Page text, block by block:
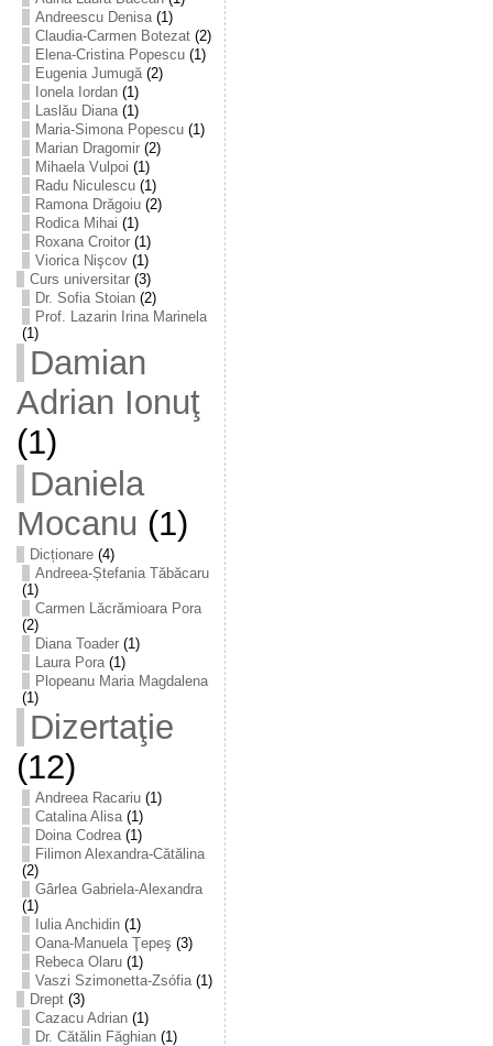
Andreescu Denisa(1)
Claudia-Carmen Botezat(2)
Elena-Cristina Popescu(1)
Eugenia Jumugă(2)
Ionela Iordan(1)
Laslău Diana(1)
Maria-Simona Popescu(1)
Marian Dragomir(2)
Mihaela Vulpoi (1)
Radu Niculescu(1)
Ramona Drăgoiu(2)
Rodica Mihai (1)
Roxana Croitor(1)
Viorica Nişcov(1)
Curs universitar(3)
Dr. Sofia Stoian(2)
Prof. Lazarin Irina Marinela
(1)
Damian
Adrian Ionuţ
(1)
Daniela
Mocanu (1)
Dicționare(4)
Andreea-Ștefania Tăbăcaru
(1)
Carmen Lăcrămioara Pora
(2)
Diana Toader(1)
Laura Pora(1)
Plopeanu Maria Magdalena
(1)
Dizertaţie
(12)
Andreea Racariu(1)
Catalina Alisa(1)
Doina Codrea(1)
Filimon Alexandra-Cătălina
(2)
Gârlea Gabriela-Alexandra
(1)
Iulia Anchidin(1)
Oana-Manuela Ţepeş (3)
Rebeca Olaru(1)
Vaszi Szimonetta-Zsófia(1)
Drept(3)
Cazacu Adrian(1)
Dr. Cătălin Făghian(1)